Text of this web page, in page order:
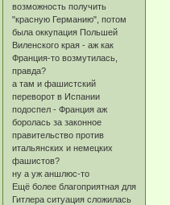
возможность получить
"красную Германию", потом
была оккупация Польшей
Виленского края - аж как
Франция-то возмутилась,
правда?
а там и фашистский
переворот в Испании
подоспел - Франция аж
боролась за законное
правительство против
итальянских и немецких
фашистов?
ну а уж аншлюс-то
Ещё более благоприятная для
Гитлера ситуация сложилась